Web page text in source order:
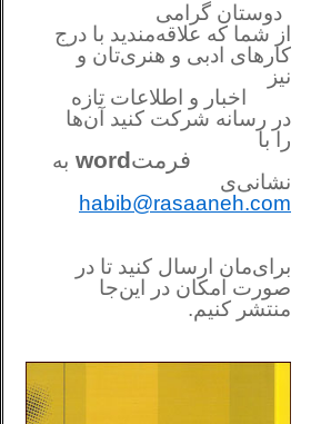
دوستان گرامی
از شما که علاقه‌مندید با درج
کارهای‌ ادبی و هنری‌تان و
نیز
اخبار و اطلاعات تازه
در رسانه شرکت کنید آن‌ها
را با
فرمتword به
نشانی‌ی
habib@rasaaneh.com
برای‌مان ارسال کنید تا در
صورت امکان در این‌جا
منتشر کنیم.